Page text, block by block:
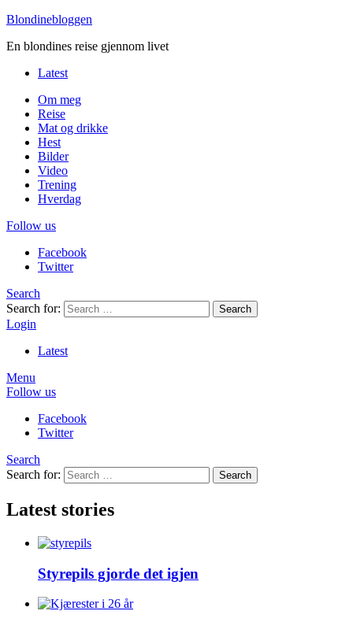
Blondinebloggen
En blondines reise gjennom livet
Latest
Om meg
Reise
Mat og drikke
Hest
Bilder
Video
Trening
Hverdag
Follow us
Facebook
Twitter
Search
Search for:
Search
Login
Latest
Menu
Follow us
Facebook
Twitter
Search
Search for:
Search
Latest stories
Styrepils gjorde det igjen